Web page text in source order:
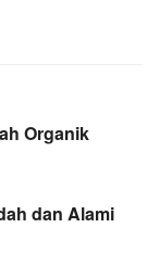
Organik
dan Alami